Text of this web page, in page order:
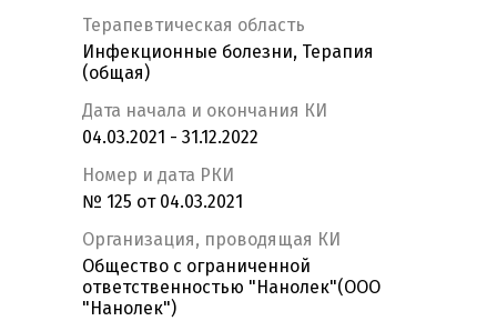
Терапевтическая область
Инфекционные болезни, Терапия
(общая)
Дата начала и окончания КИ
04.03.2021 - 31.12.2022
Номер и дата РКИ
№ 125 от 04.03.2021
Организация, проводящая КИ
Общество с ограниченной
ответственностью "Нанолек"(ООО
"Нанолек")